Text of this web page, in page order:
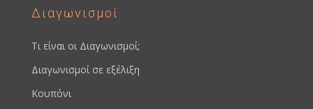
Διαγωνισμοί
Τι είναι οι Διαγωνισμοί;
Διαγωνισμοί σε εξέλιξη
Κουπόνι